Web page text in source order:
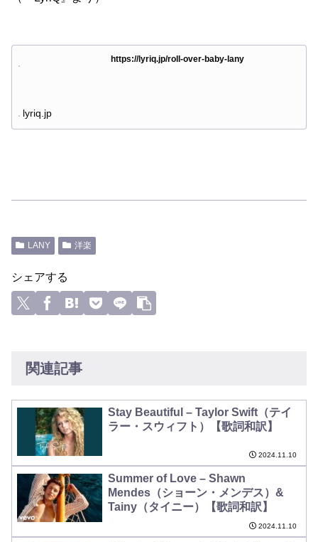
https://lyriq.jp/roll-over-baby-lany
lyriq.jp
LANY 洋楽
シェアする
関連記事
Stay Beautiful – Taylor Swift（テイ
ラー・スウィフト）【歌詞和訳】
2024.11.10
Summer of Love – Shawn
Mendes（ショーン・メンデス）&
Tainy（タイニー）【歌詞和訳】
2024.11.10